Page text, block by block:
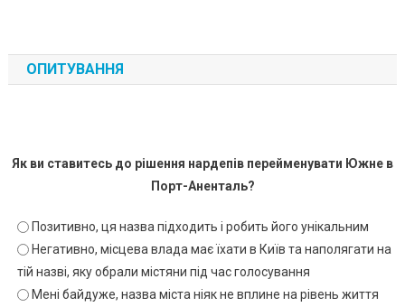
ОПИТУВАННЯ
Як ви ставитесь до рішення нардепів перейменувати Южне в
Порт-Аненталь?
Позитивно, ця назва підходить і робить його унікальним
Негативно, місцева влада має їхати в Київ та наполягати на
тій назві, яку обрали містяни під час голосування
Мені байдуже, назва міста ніяк не вплине на рівень життя